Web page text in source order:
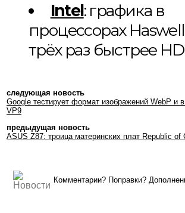
Intel: графика в
процессорах
трёх раз быстрее
следующая новость
Google тестирует формат изображений WebP и
VP9
предыдущая новость
ASUS Z87: троица материнских плат Republic of
Комментарии? Поправки?